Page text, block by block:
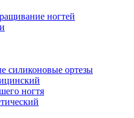
ногтей
силиконовые ортезы
ногтя